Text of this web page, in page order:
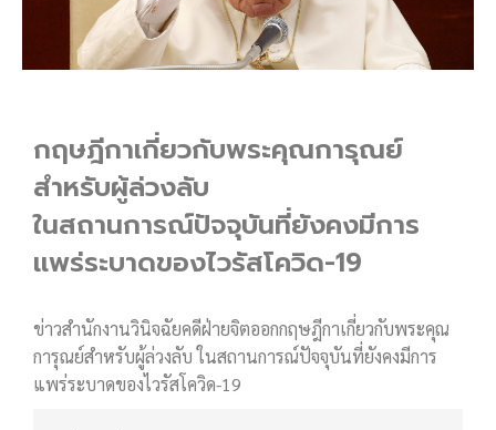
กฤษฎีกาเกี่ยวกับพระคุณการุณย์
สำหรับผู้ล่วงลับ
ในสถานการณ์ปัจจุบันที่ยังคงมีการ
แพร่ระบาดของไวรัสโควิด-19
ข่าวสำนักงานวินิจฉัยคดีฝ่ายจิตออกกฤษฎีกาเกี่ยวกับพระคุณ
การุณย์สำหรับผู้ล่วงลับ ในสถานการณ์ปัจจุบันที่ยังคงมีการ
แพร่ระบาดของไวรัสโควิด-19